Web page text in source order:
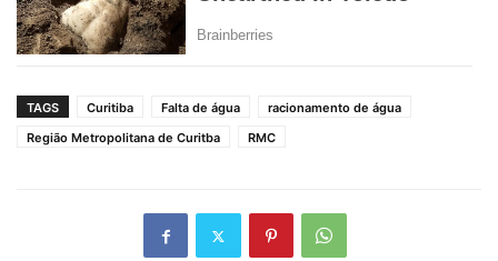
TAGS Curitiba Falta de água
racionamento de água
Região Metropolitana de Curitba
RMC